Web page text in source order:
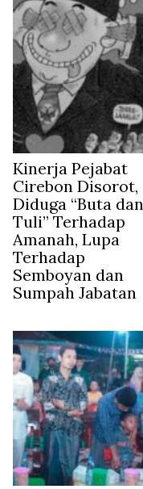
Kinerja Pejabat
Cirebon Disorot,
Diduga “Buta dan
Tuli” Terhadap
Amanah, Lupa
Terhadap
Semboyan dan
Sumpah Jabatan